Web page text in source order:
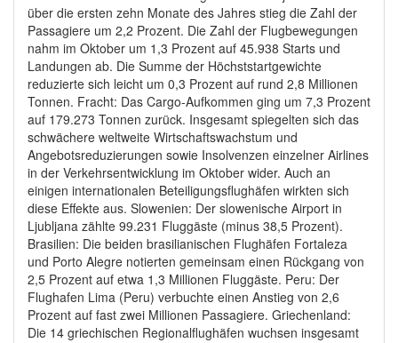
über die ersten zehn Monate des Jahres stieg die Zahl der
Passagiere um 2,2 Prozent. Die Zahl der Flugbewegungen
nahm im Oktober um 1,3 Prozent auf 45.938 Starts und
Landungen ab. Die Summe der Höchststartgewichte
reduzierte sich leicht um 0,3 Prozent auf rund 2,8 Millionen
Tonnen. Fracht: Das Cargo-Aufkommen ging um 7,3 Prozent
auf 179.273 Tonnen zurück. Insgesamt spiegelten sich das
schwächere weltweite Wirtschaftswachstum und
Angebotsreduzierungen sowie Insolvenzen einzelner Airlines
in der Verkehrsentwicklung im Oktober wider. Auch an
einigen internationalen Beteiligungsflughäfen wirkten sich
diese Effekte aus. Slowenien: Der slowenische Airport in
Ljubljana zählte 99.231 Fluggäste (minus 38,5 Prozent).
Brasilien: Die beiden brasilianischen Flughäfen Fortaleza
und Porto Alegre notierten gemeinsam einen Rückgang von
2,5 Prozent auf etwa 1,3 Millionen Fluggäste. Peru: Der
Flughafen Lima (Peru) verbuchte einen Anstieg von 2,6
Prozent auf fast zwei Millionen Passagiere. Griechenland:
Die 14 griechischen Regionalflughäfen wuchsen insgesamt